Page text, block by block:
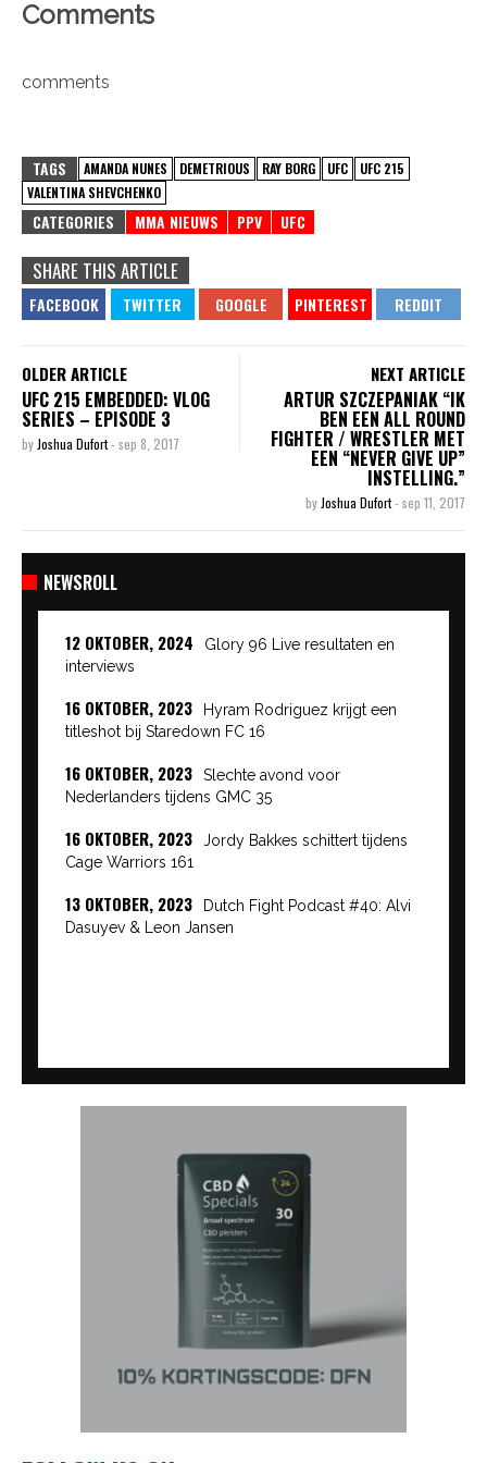
Comments
comments
TAGS AMANDA NUNES DEMETRIOUS RAY BORG UFC
UFC 215
VALENTINA SHEVCHENKO
CATEGORIES MMA NIEUWS PPV UFC
SHARE THIS ARTICLE
OLDER ARTICLE
UFC 215 EMBEDDED: VLOG
SERIES – EPISODE 3
by Joshua Dufort- sep 8, 2017
NEXT ARTICLE
ARTUR SZCZEPANIAK “IK
BEN EEN ALL ROUND
FIGHTER / WRESTLER MET
EEN “NEVER GIVE UP”
INSTELLING.”
by Joshua Dufort- sep 11, 2017
NEWSROLL
12 OKTOBER, 2024
Glory 96 Live resultaten en
interviews
16 OKTOBER, 2023
Hyram Rodriguez krijgt een
titleshot bij Staredown FC 16
16 OKTOBER, 2023
Slechte avond voor
Nederlanders tijdens GMC 35
16 OKTOBER, 2023
Jordy Bakkes schittert tijdens
Cage Warriors 161
13 OKTOBER, 2023
Dutch Fight Podcast #40: Alvi
Dasuyev & Leon Jansen